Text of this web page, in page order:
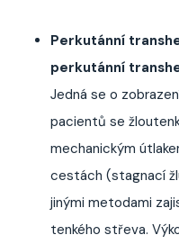
Perkutánní
perkutánní
Jedná se o
pacientů se
mechanickým
cestách (stagnací
jinými metodami
tenkého střeva.